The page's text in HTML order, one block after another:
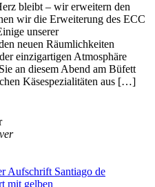
bleibt – wir erweitern den
wir die Erweiterung des ECC
unserer
neuen Räumlichkeiten
einzigartigen Atmosphäre
an diesem Abend am Büfett
Käsespezialitäten aus […]